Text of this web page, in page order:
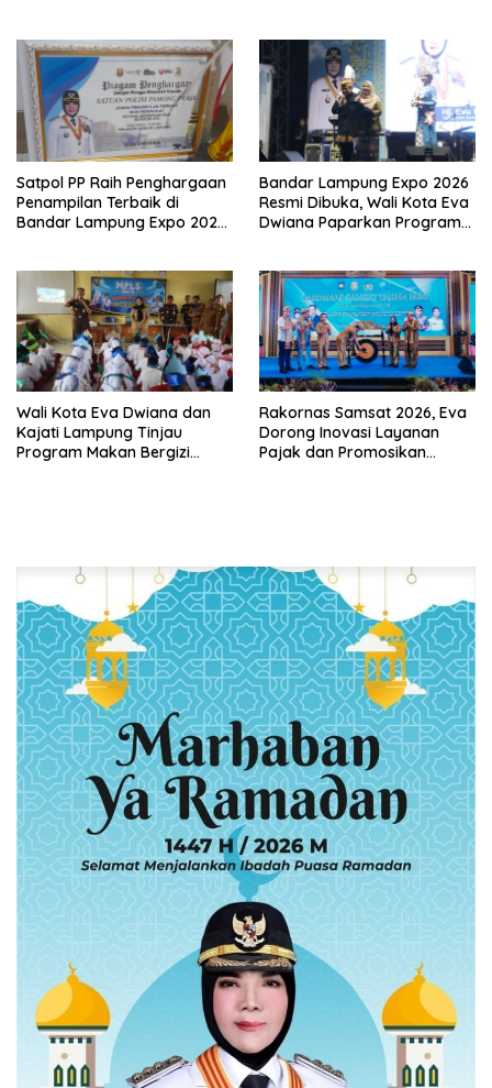
Satpol PP Raih Penghargaan
Penampilan Terbaik di
Bandar Lampung Expo 2026,
Masyarakat
Bandar Lampung Expo 2026
Resmi Dibuka, Wali Kota Eva
Dwiana Paparkan Program
Lampung
Wali Kota Eva Dwiana dan
Kajati Lampung Tinjau
Program Makan Bergizi
Rakornas Samsat 2026, Eva
Dorong Inovasi Layanan
Pajak dan Promosikan